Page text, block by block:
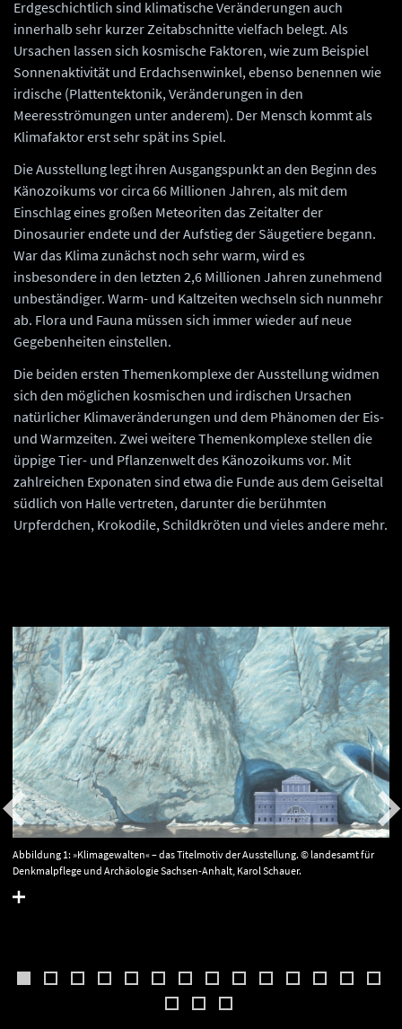
Erdgeschichtlich sind klimatische Veränderungen auch
innerhalb sehr kurzer Zeitabschnitte vielfach belegt. Als
Ursachen lassen sich kosmische Faktoren, wie zum Beispiel
Sonnenaktivität und Erdachsenwinkel, ebenso benennen wie
irdische (Plattentektonik, Veränderungen in den
Meeresströmungen unter anderem). Der Mensch kommt als
Klimafaktor erst sehr spät ins Spiel.
Die Ausstellung legt ihren Ausgangspunkt an den Beginn des
Känozoikums vor circa 66 Millionen Jahren, als mit dem
Einschlag eines großen Meteoriten das Zeitalter der
Dinosaurier endete und der Aufstieg der Säugetiere begann.
War das Klima zunächst noch sehr warm, wird es
insbesondere in den letzten 2,6 Millionen Jahren zunehmend
unbeständiger. Warm- und Kaltzeiten wechseln sich nunmehr
ab. Flora und Fauna müssen sich immer wieder auf neue
Gegebenheiten einstellen.
Die beiden ersten Themenkomplexe der Ausstellung widmen
sich den möglichen kosmischen und irdischen Ursachen
natürlicher Klimaveränderungen und dem Phänomen der Eis-
und Warmzeiten. Zwei weitere Themenkomplexe stellen die
üppige Tier- und Pflanzenwelt des Känozoikums vor. Mit
zahlreichen Exponaten sind etwa die Funde aus dem Geiseltal
südlich von Halle vertreten, darunter die berühmten
Urpferdchen, Krokodile, Schildkröten und vieles andere mehr.
Abbildung 1: »Klimagewalten« – das Titelmotiv der Ausstellung. © landesamt für
Denkmalpflege und Archäologie Sachsen-Anhalt, Karol Schauer.